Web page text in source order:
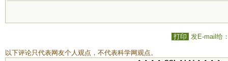
打印 发E-mail给
以下评论只代表网友个人观点，不代表科学网观点。